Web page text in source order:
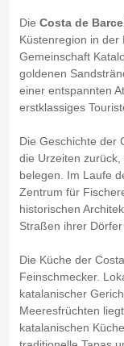
Die Costa de
Küstenregion in der
Gemeinschaft
goldenen
einer entspannten
erstklassiges
Die Geschichte der
die Urzeiten
belegen. Im Laufe
Zentrum für
historischen
Straßen ihrer
Die Küche der
Feinschmecker.
katalanischer
Meeresfrüchten
katalanischen